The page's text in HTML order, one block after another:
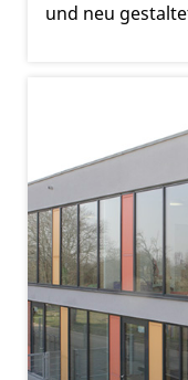
und neu